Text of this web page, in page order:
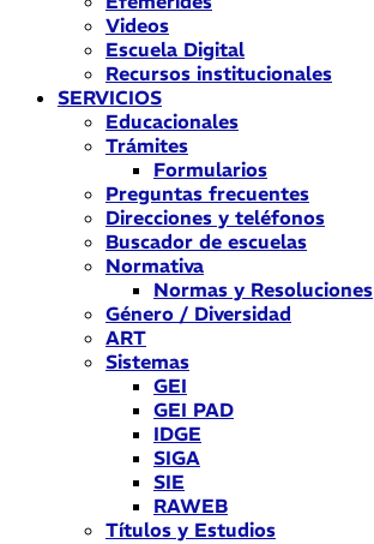
Videos
Escuela Digital
Recursos institucionales
SERVICIOS
Educacionales
Trámites
Formularios
Preguntas frecuentes
Direcciones y teléfonos
Buscador de escuelas
Normativa
Normas y Resoluciones
Género / Diversidad
ART
Sistemas
GEI
GEI PAD
IDGE
SIGA
SIE
RAWEB
Títulos y Estudios